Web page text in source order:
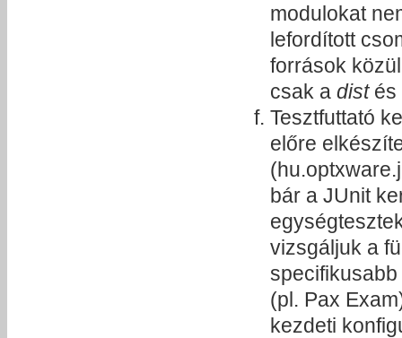
modulokat
lefordított
források
csak a dist és
Tesztfuttató
előre
bár a JUnit
vizsgáljuk a
(pl. Pax
kezdeti